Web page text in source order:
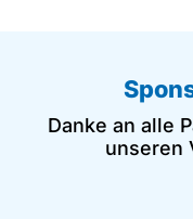
Danke an alle
unseren